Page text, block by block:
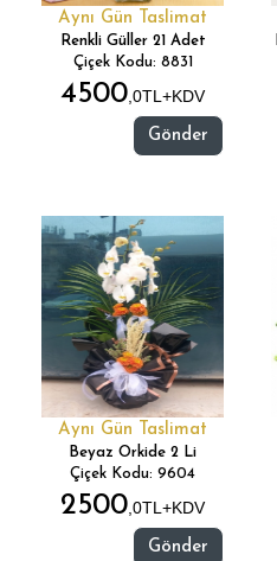
Aynı Gün Taslimat
Renkli Güller 21 Adet
Çiçek Kodu: 8831
4500,0TL+KDV
Gönder
Aynı Gün Taslimat
Beyaz Orkide 2 Li
Çiçek Kodu: 9604
2500,0TL+KDV
Gönder